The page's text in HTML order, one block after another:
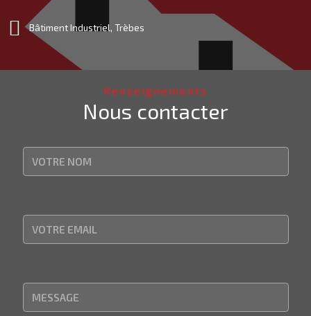
Bâtiment Industriel, Trèbes
Renseignements
Nous contacter